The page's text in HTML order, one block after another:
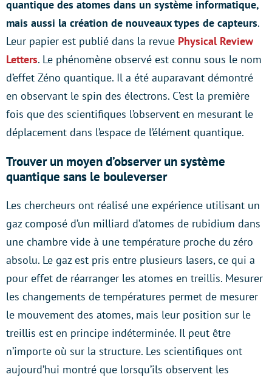
quantique des atomes dans un système informatique,
mais aussi la création de nouveaux types de capteurs.
Leur papier est publié dans la revue Physical Review
Letters. Le phénomène observé est connu sous le nom
d’effet Zéno quantique. Il a été auparavant démontré
en observant le spin des électrons. C’est la première
fois que des scientifiques l’observent en mesurant le
déplacement dans l’espace de l’élément quantique.
Trouver un moyen d’observer un système
quantique sans le bouleverser
Les chercheurs ont réalisé une expérience utilisant un
gaz composé d’un milliard d’atomes de rubidium dans
une chambre vide à une température proche du zéro
absolu. Le gaz est pris entre plusieurs lasers, ce qui a
pour effet de réarranger les atomes en treillis. Mesurer
les changements de températures permet de mesurer
le mouvement des atomes, mais leur position sur le
treillis est en principe indéterminée. Il peut être
n’importe où sur la structure. Les scientifiques ont
aujourd’hui montré que lorsqu’ils observent les